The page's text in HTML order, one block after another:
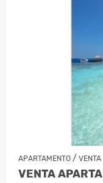
APARTAMENTO / VENTA